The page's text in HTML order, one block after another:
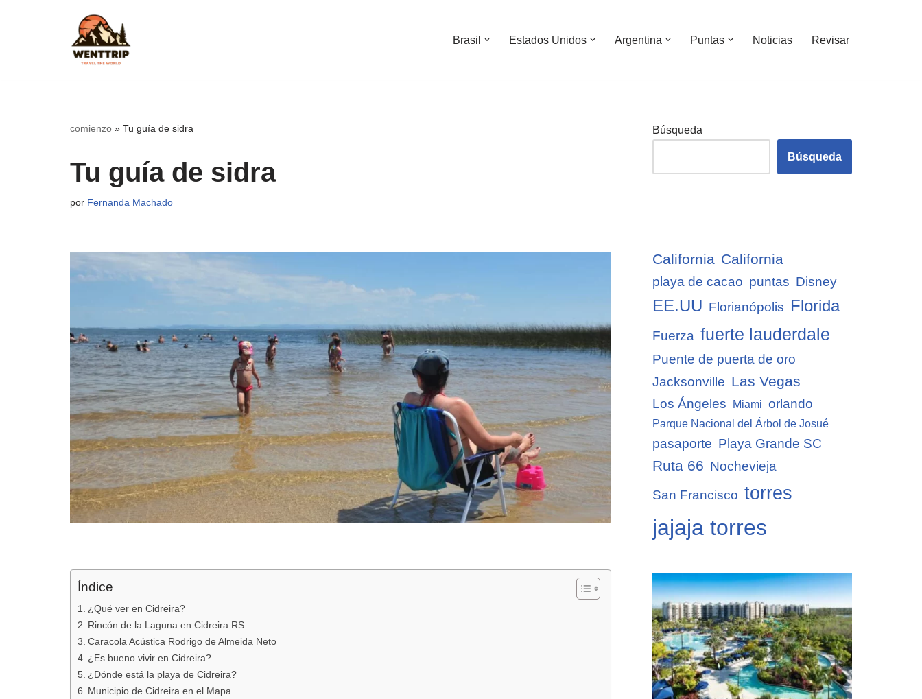
Brasil Estados Unidos Argentina Puntas Noticias Revisar
comienzo » Tu guía de sidra
Tu guía de sidra
por Fernanda Machado
Índice
¿Qué ver en Cidreira?
Rincón de la Laguna en Cidreira RS
Caracola Acústica Rodrigo de Almeida Neto
¿Es bueno vivir en Cidreira?
¿Dónde está la playa de Cidreira?
Municipio de Cidreira en el Mapa
Búsqueda
Búsqueda
California California
playa de cacao puntas Disney
EE.UU Florianópolis Florida
Fuerza fuerte lauderdale
Puente de puerta de oro
Jacksonville Las Vegas
Los Ángeles Miami orlando
Parque Nacional del Árbol de Josué
pasaporte Playa Grande SC
Ruta 66 Nochevieja
San Francisco torres
jajaja torres